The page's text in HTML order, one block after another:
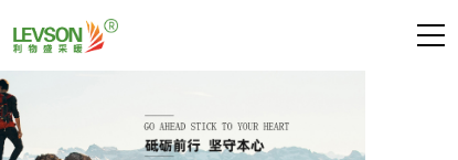
关于利物盛